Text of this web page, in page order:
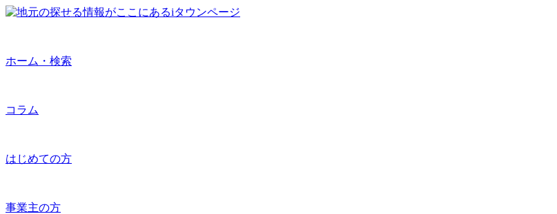
ホーム・検索
コラム
はじめての方
事業主の方